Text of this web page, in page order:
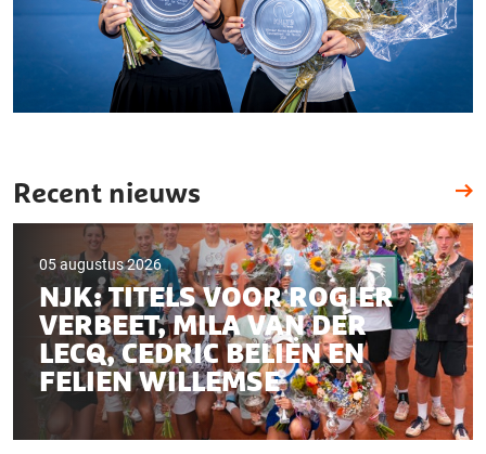
Recent nieuws
05 augustus 2026
NJK: TITELS VOOR ROGIER
VERBEET, MILA VAN DER
LECQ, CEDRIC BELIËN EN
FELIEN WILLEMSE